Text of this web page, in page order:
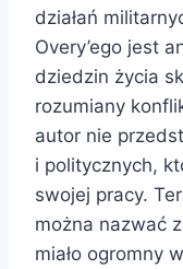
działań
Overy’ego jest
dziedzin życia
rozumiany
autor nie
i politycznych,
swojej pracy.
można nazwać
miało ogromny